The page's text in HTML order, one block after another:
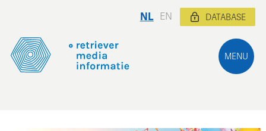
MENU
NL EN DATABASE